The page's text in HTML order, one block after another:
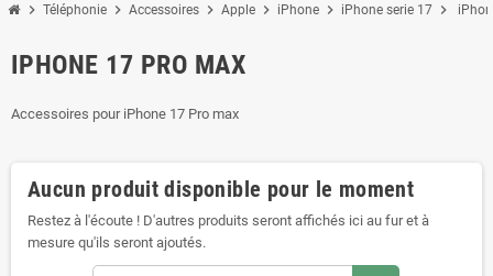
chevron_right Téléphonie chevron_right Accessoires chevron_right Apple chevron_right iPhone chevron_right iPhone serie 17 chevron_right
IPHONE 17 PRO MAX
Accessoires pour iPhone 17 Pro max
Aucun produit disponible pour le moment
Restez à l'écoute ! D'autres produits seront affichés ici au fur et à
mesure qu'ils seront ajoutés.